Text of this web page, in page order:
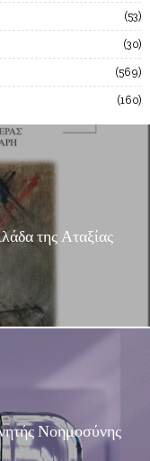
53
30
569
160
της Αταξίας
Νοημοσύνης